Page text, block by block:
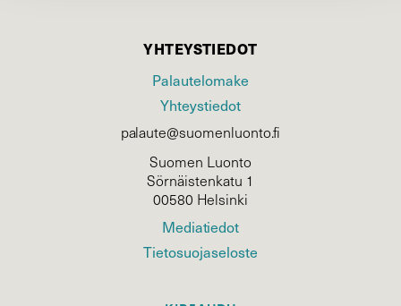
YHTEYSTIEDOT
Palautelomake
Yhteystiedot
palaute@suomenluonto.fi
Suomen Luonto
Sörnäistenkatu 1
00580 Helsinki
Mediatiedot
Tietosuojaseloste